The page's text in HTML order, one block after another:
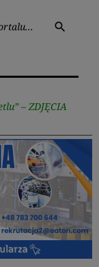
search
– ZDJĘCIA